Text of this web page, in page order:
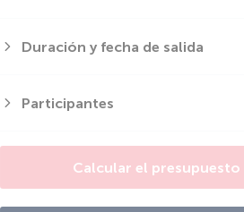
Duración y fecha de salida
Participantes
Calcular el presupuesto